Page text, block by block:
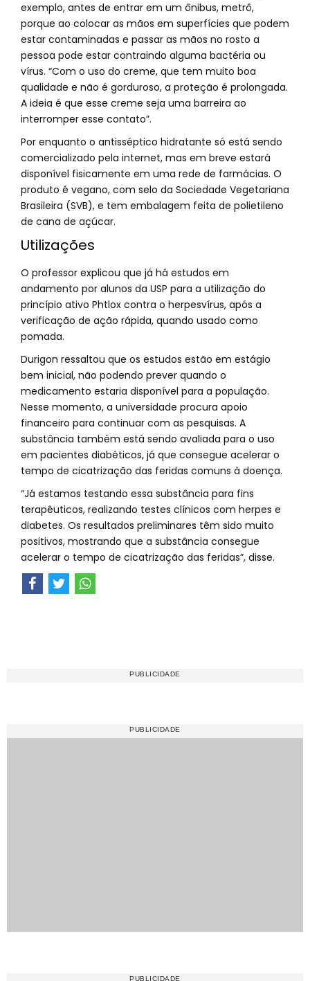
exemplo, antes de entrar em um ônibus, metrô,
porque ao colocar as mãos em superfícies que podem
estar contaminadas e passar as mãos no rosto a
pessoa pode estar contraindo alguma bactéria ou
vírus. “Com o uso do creme, que tem muito boa
qualidade e não é gorduroso, a proteção é prolongada.
A ideia é que esse creme seja uma barreira ao
interromper esse contato”.
Por enquanto o antisséptico hidratante só está sendo
comercializado pela internet, mas em breve estará
disponível fisicamente em uma rede de farmácias. O
produto é vegano, com selo da Sociedade Vegetariana
Brasileira (SVB), e tem embalagem feita de polietileno
de cana de açúcar.
Utilizações
O professor explicou que já há estudos em
andamento por alunos da USP para a utilização do
princípio ativo Phtlox contra o herpesvírus, após a
verificação de ação rápida, quando usado como
pomada.
Durigon ressaltou que os estudos estão em estágio
bem inicial, não podendo prever quando o
medicamento estaria disponível para a população.
Nesse momento, a universidade procura apoio
financeiro para continuar com as pesquisas. A
substância também está sendo avaliada para o uso
em pacientes diabéticos, já que consegue acelerar o
tempo de cicatrização das feridas comuns à doença.
“Já estamos testando essa substância para fins
terapêuticos, realizando testes clínicos com herpes e
diabetes. Os resultados preliminares têm sido muito
positivos, mostrando que a substância consegue
acelerar o tempo de cicatrização das feridas”, disse.